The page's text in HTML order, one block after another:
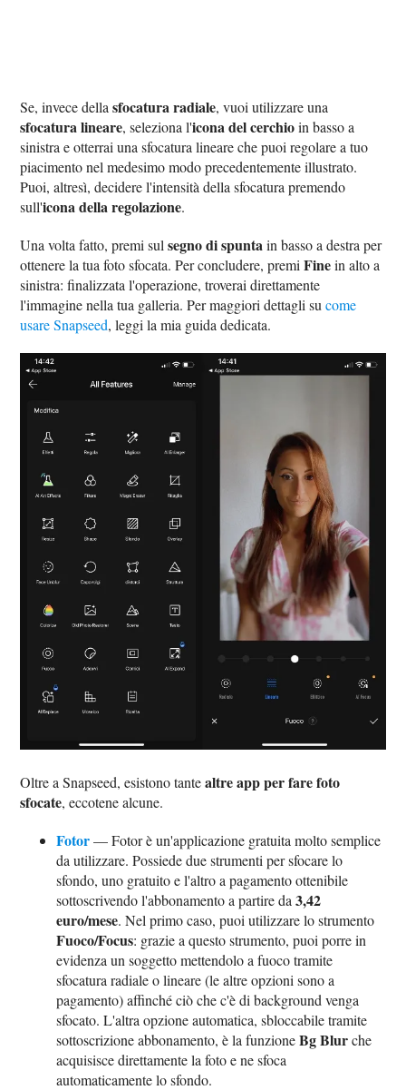
Se, invece dellasfocatura radiale, vuoi utilizzare una
sfocatura lineare, seleziona l'icona del cerchioin basso a
sinistra e otterrai una sfocatura lineare che puoi regolare a tuo
piacimento nel medesimo modo precedentemente illustrato.
Puoi, altresì, decidere l'intensità della sfocatura premendo
sull'icona della regolazione.
Una volta fatto, premi sulsegno di spuntain basso a destra per
ottenere la tua foto sfocata. Per concludere, premiFinein alto a
sinistra: finalizzata l'operazione, troverai direttamente
l'immagine nella tua galleria. Per maggiori dettagli sucome
usare Snapseed, leggi la mia guida dedicata.
Oltre a Snapseed, esistono tantealtre app per fare foto
sfocate, eccotene alcune.
Fotor— Fotor è un'applicazione gratuita molto semplice
da utilizzare. Possiede due strumenti per sfocare lo
sfondo, uno gratuito e l'altro a pagamento ottenibile
sottoscrivendo l'abbonamento a partire da3,42
euro/mese. Nel primo caso, puoi utilizzare lo strumento
Fuoco/Focus: grazie a questo strumento, puoi porre in
evidenza un soggetto mettendolo a fuoco tramite
sfocatura radiale o lineare (le altre opzioni sono a
pagamento) affinché ciò che c'è di background venga
sfocato. L'altra opzione automatica, sbloccabile tramite
sottoscrizione abbonamento, è la funzioneBg Blurche
acquisisce direttamente la foto e ne sfoca
automaticamente lo sfondo.